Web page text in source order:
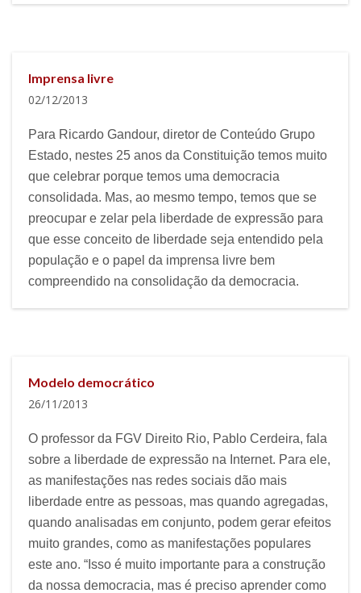
Imprensa livre
02/12/2013
Para Ricardo Gandour, diretor de Conteúdo Grupo
Estado, nestes 25 anos da Constituição temos muito
que celebrar porque temos uma democracia
consolidada. Mas, ao mesmo tempo, temos que se
preocupar e zelar pela liberdade de expressão para
que esse conceito de liberdade seja entendido pela
população e o papel da imprensa livre bem
compreendido na consolidação da democracia.
Modelo democrático
26/11/2013
O professor da FGV Direito Rio, Pablo Cerdeira, fala
sobre a liberdade de expressão na Internet. Para ele,
as manifestações nas redes sociais dão mais
liberdade entre as pessoas, mas quando agregadas,
quando analisadas em conjunto, podem gerar efeitos
muito grandes, como as manifestações populares
este ano. “Isso é muito importante para a construção
da nossa democracia, mas é preciso aprender como